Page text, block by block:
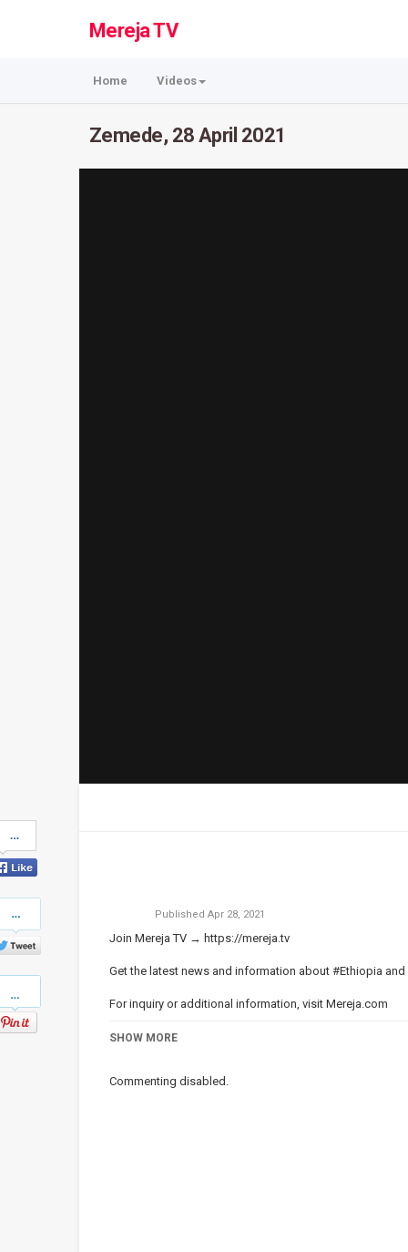
Mereja TV
Home Videos
Zemede, 28 April 2021
on
Facebook
on
Twitter
Published Apr 28, 2021
Join Mereja TV → https://mereja.tv
Get the latest news and information about #Ethiopia
For inquiry or additional information, visit Mereja.com
Mereja presents Ethiopian news, Ethiopian music,
SHOW MORE
Commenting disabled.